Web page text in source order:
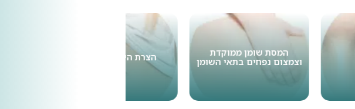
המסת שומן ממוקדת
וצמצום נפחים בתאי השומן
הצרת היקפים בבטן